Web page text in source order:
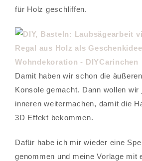
für Holz geschliffen.
Damit haben wir schon die
Konsole gemacht. Dann wollen wir
inneren weitermachen, damit die
3D Effekt bekommen.
Dafür habe ich mir wieder eine
genommen und meine Vorlage mit